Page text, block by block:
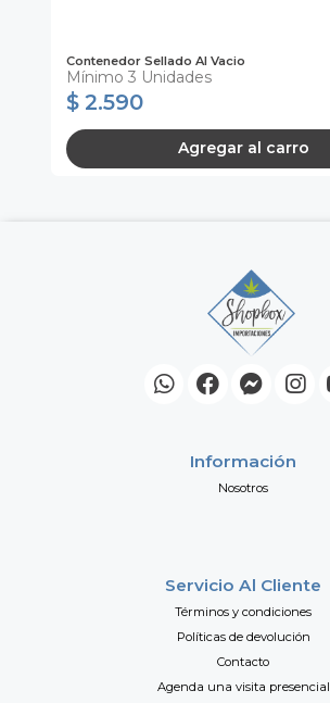
Contenedor Sellado Al Vacio
Mínimo 3 Unidades
$ 2.590
Agregar al carro
Información
Nosotros
Servicio Al Cliente
Términos y condiciones
Políticas de devolución
Contacto
Agenda una visita presencial